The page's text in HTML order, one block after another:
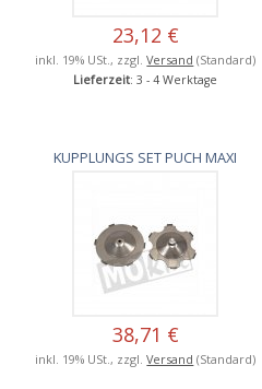
23,12 €
inkl. 19% USt., zzgl.Versand (Standard)
Lieferzeit: 3 - 4 Werktage
KUPPLUNGS SET PUCH MAXI
38,71 €
inkl. 19% USt., zzgl.Versand (Standard)